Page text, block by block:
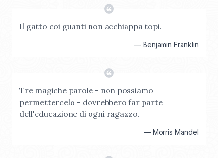
Il gatto coi guanti non acchiappa topi.
— Benjamin Franklin
Tre magiche parole - non possiamo
permettercelo - dovrebbero far parte
dell'educazione di ogni ragazzo.
— Morris Mandel